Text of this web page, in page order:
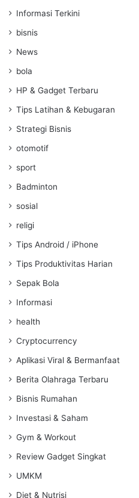
Informasi Terkini
bisnis
News
bola
HP & Gadget Terbaru
Tips Latihan & Kebugaran
Strategi Bisnis
otomotif
sport
Badminton
sosial
religi
Tips Android / iPhone
Tips Produktivitas Harian
Sepak Bola
Informasi
health
Cryptocurrency
Aplikasi Viral & Bermanfaat
Berita Olahraga Terbaru
Bisnis Rumahan
Investasi & Saham
Gym & Workout
Review Gadget Singkat
UMKM
Diet & Nutrisi